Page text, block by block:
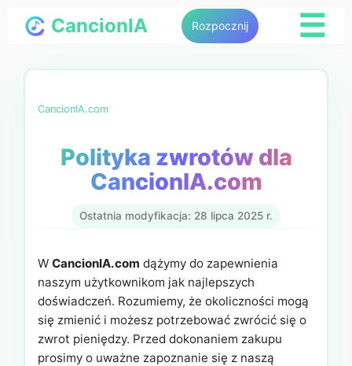
CancionIA Rozpocznij ☰
CancionIA.com
Polityka zwrotów dla
CancionIA.com
Ostatnia modyfikacja: 28 lipca 2025 r.
W CancionIA.com dążymy do zapewnienia
naszym użytkownikom jak najlepszych
doświadczeń. Rozumiemy, że okoliczności mogą
się zmienić i możesz potrzebować zwrócić się o
zwrot pieniędzy. Przed dokonaniem zakupu
prosimy o uważne zapoznanie się z naszą